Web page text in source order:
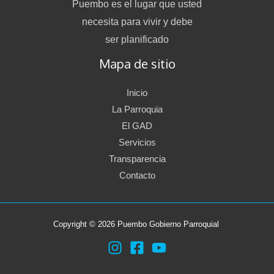
Puembo es el lugar que usted
necesita para vivir y debe
ser planificado
Mapa de sitio
Inicio
La Parroquia
El GAD
Servicios
Transparencia
Contacto
Copyright © 2026 Puembo Gobierno Parroquial